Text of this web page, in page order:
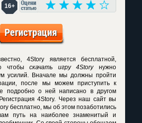
16+
Регистрация
4Story является бесплатной,
чтобыскачать игру 4Storyнужно
усилий. Вначале мы должны пройти
после мы можем приступить к
подробно о ней написано в другом
4Story. Через наш сайт вы
бесплатно, мы об этом позаботились
путь на наиболее знаменитый и